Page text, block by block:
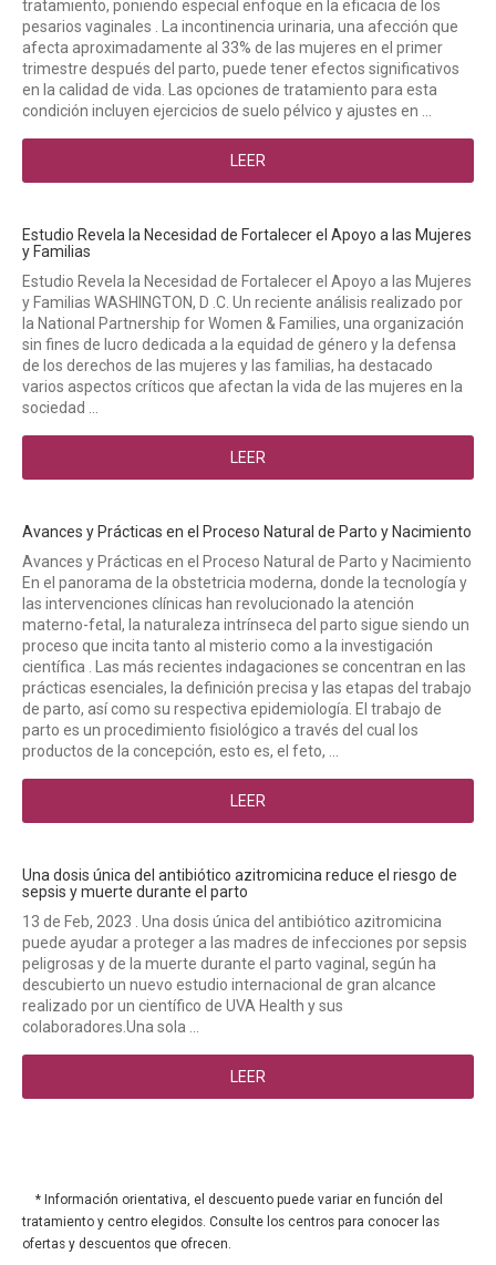
tratamiento, poniendo especial enfoque en la eficacia de los
pesarios vaginales . La incontinencia urinaria, una afección que
afecta aproximadamente al 33% de las mujeres en el primer
trimestre después del parto, puede tener efectos significativos
en la calidad de vida. Las opciones de tratamiento para esta
condición incluyen ejercicios de suelo pélvico y ajustes en ...
LEER
Estudio Revela la Necesidad de Fortalecer el Apoyo a las Mujeres
y Familias
Estudio Revela la Necesidad de Fortalecer el Apoyo a las Mujeres
y Familias WASHINGTON, D .C. Un reciente análisis realizado por
la National Partnership for Women & Families, una organización
sin fines de lucro dedicada a la equidad de género y la defensa
de los derechos de las mujeres y las familias, ha destacado
varios aspectos críticos que afectan la vida de las mujeres en la
sociedad ...
LEER
Avances y Prácticas en el Proceso Natural de Parto y Nacimiento
Avances y Prácticas en el Proceso Natural de Parto y Nacimiento
En el panorama de la obstetricia moderna, donde la tecnología y
las intervenciones clínicas han revolucionado la atención
materno-fetal, la naturaleza intrínseca del parto sigue siendo un
proceso que incita tanto al misterio como a la investigación
científica . Las más recientes indagaciones se concentran en las
prácticas esenciales, la definición precisa y las etapas del trabajo
de parto, así como su respectiva epidemiología. El trabajo de
parto es un procedimiento fisiológico a través del cual los
productos de la concepción, esto es, el feto, ...
LEER
Una dosis única del antibiótico azitromicina reduce el riesgo de
sepsis y muerte durante el parto
13 de Feb, 2023 . Una dosis única del antibiótico azitromicina
puede ayudar a proteger a las madres de infecciones por sepsis
peligrosas y de la muerte durante el parto vaginal, según ha
descubierto un nuevo estudio internacional de gran alcance
realizado por un científico de UVA Health y sus
colaboradores.Una sola ...
LEER
* Información orientativa, el descuento puede variar en función del
tratamiento y centro elegidos. Consulte los centros para conocer las
ofertas y descuentos que ofrecen.